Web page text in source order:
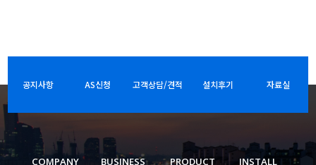
공지사항 AS신청 고객상담/견적 설치후기 자료실
COMPANY BUSINESS PRODUCT INSTALL